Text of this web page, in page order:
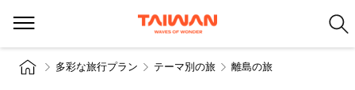
多彩な旅行プラン テーマ別の旅 離島の旅